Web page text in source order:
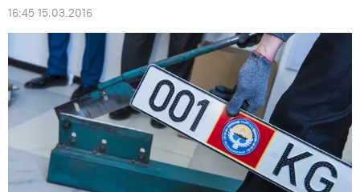
16:45 15.03.2016